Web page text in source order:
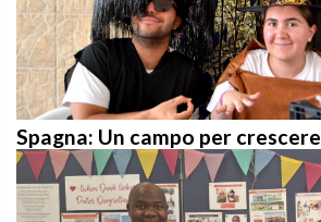
Spagna: Un campo per crescere